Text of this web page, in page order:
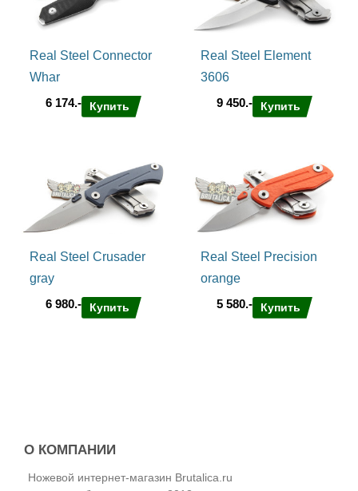
Real Steel Connector
Whar
6 174.-
Купить
Real Steel Element
3606
9 450.-
Купить
Real Steel Crusader
gray
6 980.-
Купить
Real Steel Precision
orange
5 580.-
Купить
О КОМПАНИИ
Ножевой интернет-магазин Brutalica.ru